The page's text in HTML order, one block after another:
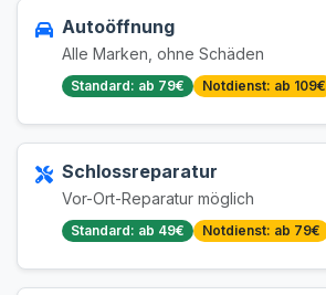
Autoöffnung
Alle Marken, ohne Schäden
Standard: ab 79€ Notdienst: ab 109€
Schlossreparatur
Vor-Ort-Reparatur möglich
Standard: ab 49€ Notdienst: ab 79€